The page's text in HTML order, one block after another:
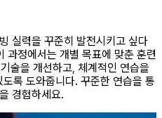
실력을 꾸준히 발전시키고 싶다
과정에서는 개별 목표에 맞춘 훈련
술을 개선하고, 체계적인 연습을
록 도와줍니다. 꾸준한 연습을 통
경험하세요.